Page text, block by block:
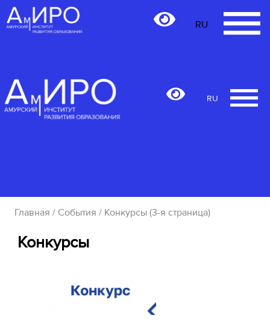
RU
RU
Главная / События / Конкурсы (3-я страница)
Конкурсы